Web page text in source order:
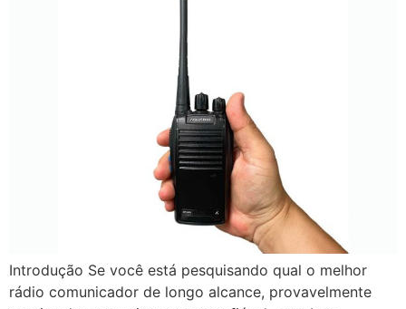
Introdução Se você está pesquisando qual o melhor
rádio comunicador de longo alcance, provavelmente